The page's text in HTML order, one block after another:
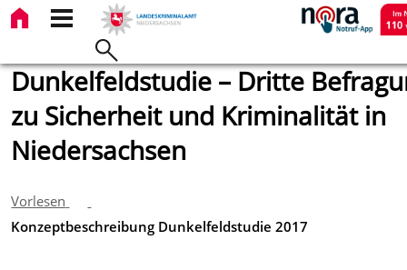
Dunkelfeldstudie – Dritte
zu Sicherheit und Kriminalität in
Niedersachsen
Vorlesen
Konzeptbeschreibung Dunkelfeldstudie 2017